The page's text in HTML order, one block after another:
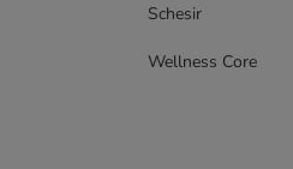
Schesir
Wellness Core